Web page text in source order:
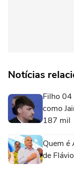
Notícias
Filho 04
como
187 mil
Quem é
de